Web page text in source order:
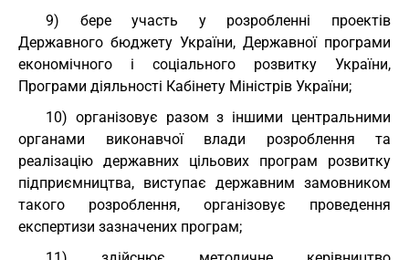
9) бере участь у розробленні проектів
Державного бюджету України, Державної програми
економічного і соціального розвитку України,
Програми діяльності Кабінету Міністрів України;
10) організовує разом з іншими центральними
органами виконавчої влади розроблення та
реалізацію державних цільових програм розвитку
підприємництва, виступає державним замовником
такого розроблення, організовує проведення
експертизи зазначених програм;